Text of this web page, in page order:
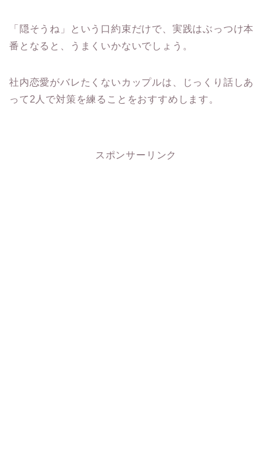
「隠そうね」という口約束だけで、実践はぶっつけ本
番となると、うまくいかないでしょう。
社内恋愛がバレたくないカップルは、じっくり話しあ
って2人で対策を練ることをおすすめします。
スポンサーリンク